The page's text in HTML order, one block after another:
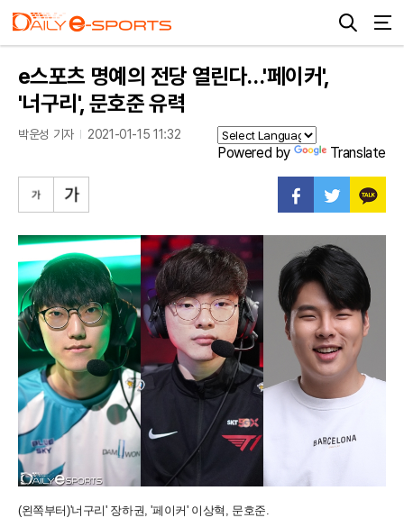
e스포츠 명예의 전당 열린다…'페이커',
'너구리', 문호준 유력
박운성 기자 2021-01-15 11:32
Powered by Translate
(왼쪽부터)'너구리' 장하권, '페이커' 이상혁, 문호준.